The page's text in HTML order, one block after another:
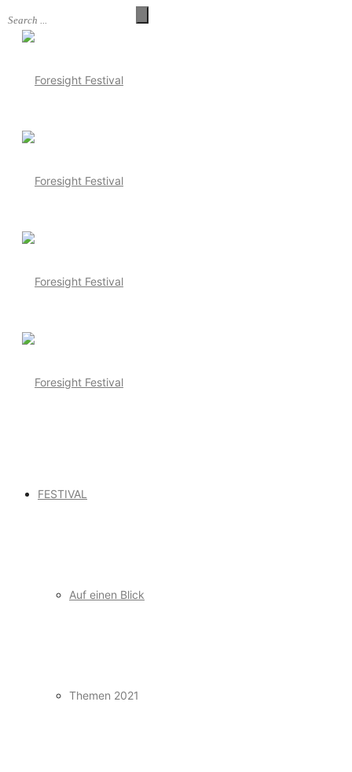
FESTIVAL
Auf einen Blick
Themen 2021